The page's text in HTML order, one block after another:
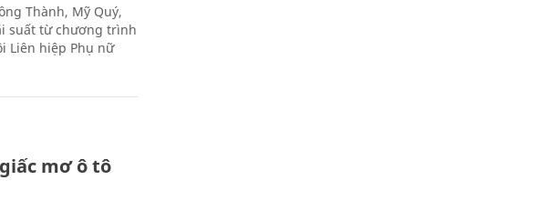
Thành, Mỹ Quý,
suất từ chương trình
Liên hiệp Phụ nữ
mơ ô tô